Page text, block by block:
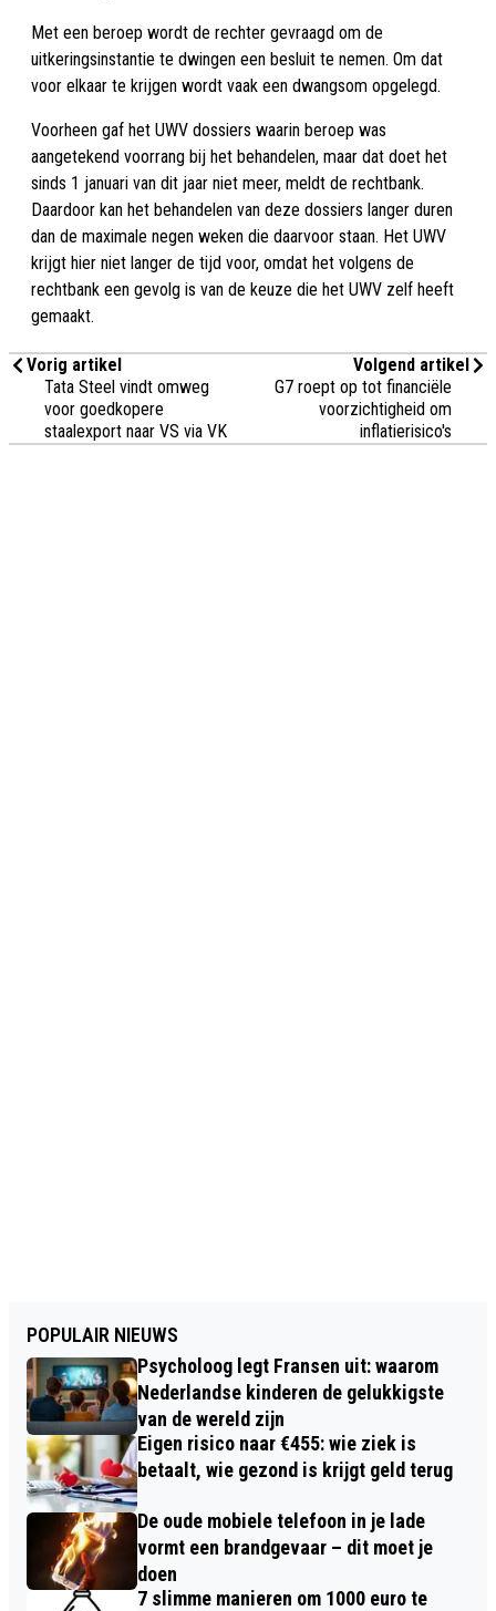
Met een beroep wordt de rechter gevraagd om de
uitkeringsinstantie te dwingen een besluit te nemen. Om dat
voor elkaar te krijgen wordt vaak een dwangsom opgelegd.
Voorheen gaf het UWV dossiers waarin beroep was
aangetekend voorrang bij het behandelen, maar dat doet het
sinds 1 januari van dit jaar niet meer, meldt de rechtbank.
Daardoor kan het behandelen van deze dossiers langer duren
dan de maximale negen weken die daarvoor staan. Het UWV
krijgt hier niet langer de tijd voor, omdat het volgens de
rechtbank een gevolg is van de keuze die het UWV zelf heeft
gemaakt.
Vorig artikel
Tata Steel vindt omweg
voor goedkopere
staalexport naar VS via VK
Volgend artikel
G7 roept op tot financiële
voorzichtigheid om
inflatierisico's
POPULAIR NIEUWS
Psycholoog legt Fransen uit: waarom
Nederlandse kinderen de gelukkigste
van de wereld zijn
Eigen risico naar €455: wie ziek is
betaalt, wie gezond is krijgt geld terug
De oude mobiele telefoon in je lade
vormt een brandgevaar – dit moet je
doen
7 slimme manieren om 1000 euro te